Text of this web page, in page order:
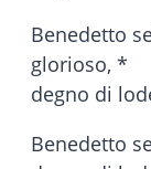
Benedetto
glorioso, *
degno di
Benedetto